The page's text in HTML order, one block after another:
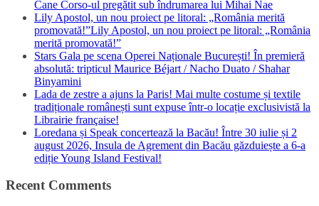
Cane Corso-ul pregătit sub îndrumarea lui Mihai Nae
Lily Apostol, un nou proiect pe litoral: „România merită
promovată!”Lily Apostol, un nou proiect pe litoral: „România
merită promovată!”
Stars Gala pe scena Operei Naționale București! În premieră
absolută: tripticul Maurice Béjart / Nacho Duato / Shahar
Binyamini
Lada de zestre a ajuns la Paris! Mai multe costume și textile
tradiționale românești sunt expuse într-o locație exclusivistă la
Librairie française!
Loredana și Speak concertează la Bacău! Între 30 iulie și 2
august 2026, Insula de Agrement din Bacău găzduiește a 6-a
ediție Young Island Festival!
Recent Comments